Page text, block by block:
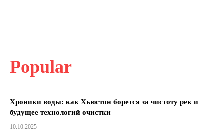
Popular
Хроники воды: как Хьюстон борется за чистоту рек и
будущее технологий очистки
10.10.2025